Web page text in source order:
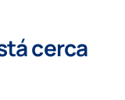
cerca